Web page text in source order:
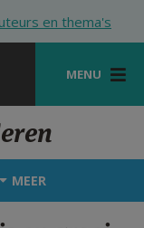
en thema's
MENU
MEER